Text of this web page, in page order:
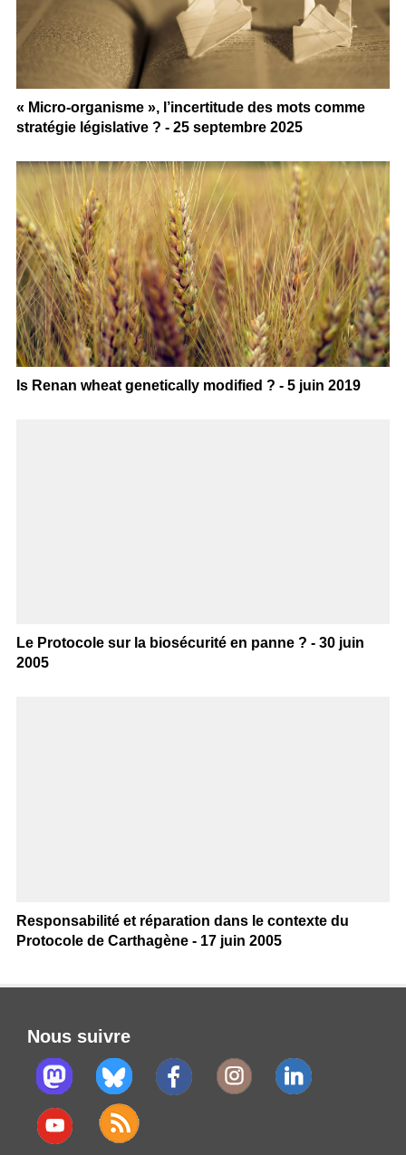
« Micro-organisme », l’incertitude des mots comme
stratégie législative ? - 25 septembre 2025
Is Renan wheat genetically modified ? - 5 juin 2019
Le Protocole sur la biosécurité en panne ? - 30 juin
2005
Responsabilité et réparation dans le contexte du
Protocole de Carthagène - 17 juin 2005
Nous suivre